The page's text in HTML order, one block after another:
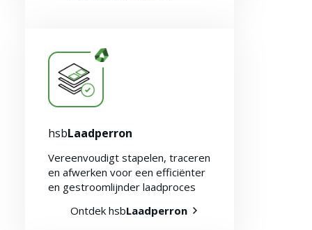
hsbLaadperron
Vereenvoudigt stapelen, traceren
en afwerken voor een efficiënter
en gestroomlijnder laadproces
Ontdek hsbLaadperron